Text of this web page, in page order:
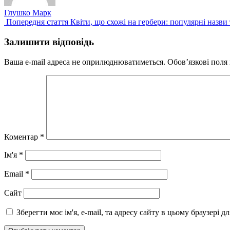
Глушко Марк
Попередня стаття Попередній
Квіти, що схожі на гербери: популярні назви
Залишити відповідь
Ваша e-mail адреса не оприлюднюватиметься. Обов’язкові поля
Коментар *
Ім'я *
Email *
Сайт
Зберегти моє ім'я, e-mail, та адресу сайту в цьому браузері